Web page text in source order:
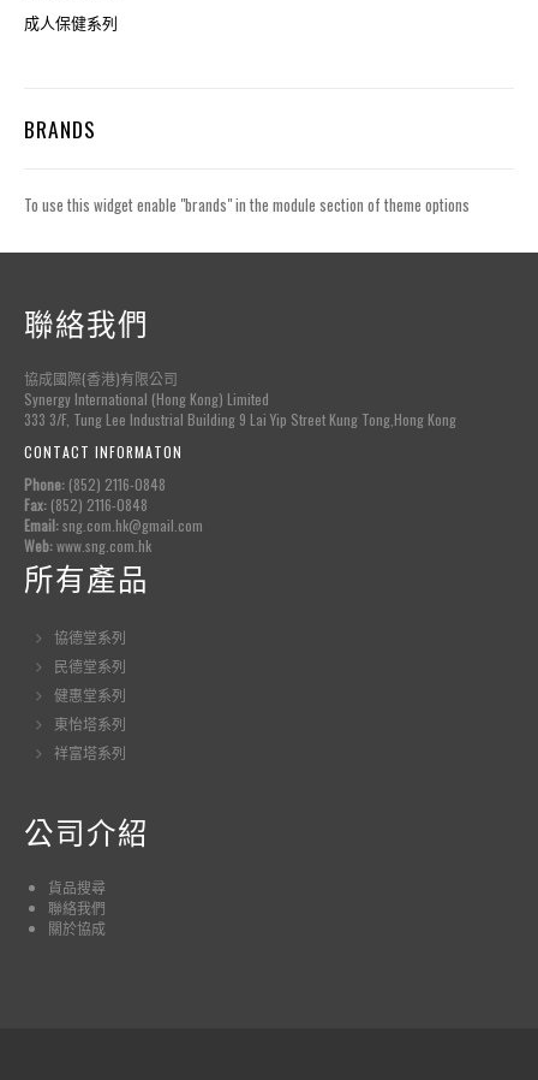
成人保健系列
BRANDS
To use this widget enable "brands" in the module section of theme options
聯絡我們
協成國際(香港)有限公司
Synergy International (Hong Kong) Limited
333 3/F, Tung Lee Industrial Building 9 Lai Yip Street Kung Tong,Hong Kong
CONTACT INFORMATON
Phone: (852) 2116-0848
Fax: (852) 2116-0848
Email:sng.com.hk@gmail.com
Web:www.sng.com.hk
所有產品
協德堂系列
民德堂系列
健惠堂系列
東怡塔系列
祥富塔系列
公司介紹
貨品搜尋
聯絡我們
關於協成